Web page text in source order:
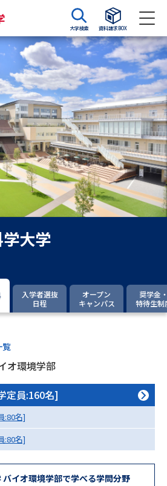
大学検索 資料請求BOX
求 資料検索
から請求
学部・学科パンフ
募
大学入学共通テスト利用選抜の
募集要項＆願書
から請求
大学入学共通テスト「受験案
内」の請求
小学校教員資格認定試験
定
究 大学検索
大学
入学者選抜
日程
オープン
キャンパス
奨学金
特待生制
覧
オ環境学部
定員:160名]
:80名]
:80名]
イオ環境学部で学べる学問分野